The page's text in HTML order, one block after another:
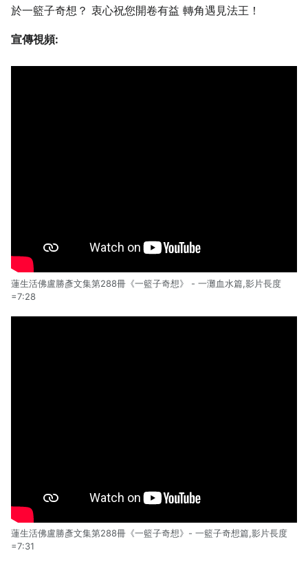
於一籃子奇想？ 衷心祝您開卷有益 轉角遇見法王！
宣傳視頻:
蓮生活佛盧勝彥文集第288冊《一籃子奇想》 - 一灘血水篇,影片長度
=7:28
蓮生活佛盧勝彥文集第288冊《一籃子奇想》- 一籃子奇想篇,影片長度
=7:31